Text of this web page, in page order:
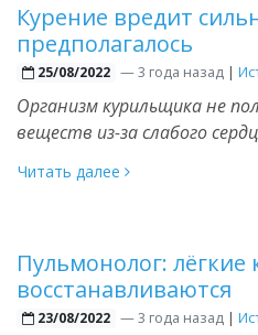
Курение вредит
предполагалось
25/08/2022 —3 года назад |
Организм курильщика не
веществ из-за слабого
Читать далее
Пульмонолог:
восстанавливаются
23/08/2022 —3 года назад |